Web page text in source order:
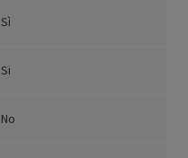
Sì
Si
No